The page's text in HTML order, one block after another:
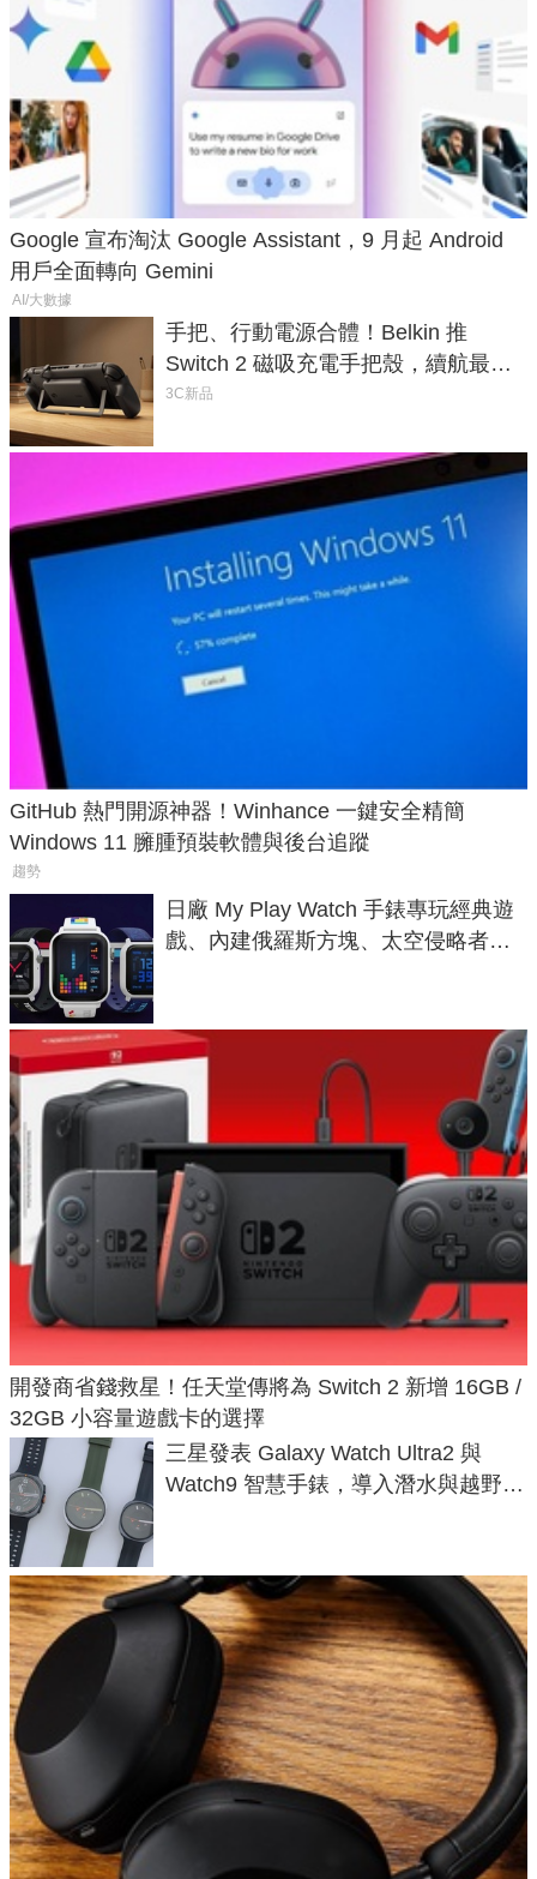
Google 宣布淘汰 Google Assistant，9 月起 Android
用戶全面轉向 Gemini
AI/大數據
手把、行動電源合體！Belkin 推
Switch 2 磁吸充電手把殼，續航最高
延長 1.5 倍
3C新品
GitHub 熱門開源神器！Winhance 一鍵安全精簡
Windows 11 臃腫預裝軟體與後台追蹤
趨勢
日廠 My Play Watch 手錶專玩經典遊
戲、內建俄羅斯方塊、太空侵略者，
開發商省錢救星！任天堂傳將為 Switch 2 新增 16GB /
32GB 小容量遊戲卡的選擇
三星發表 Galaxy Watch Ultra2 與
Watch9 智慧手錶，導入潛水與越野跑